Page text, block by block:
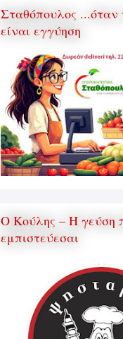
Σταθόπουλος ...όταν
είναι εγγύηση
Ο Κούλης – Η γεύση
εμπιστεύεσαι